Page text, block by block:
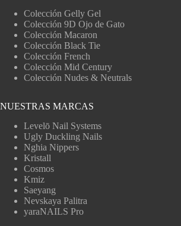
Colección Gelly Gel
Colección 9D Ojo de Gato
Colección Macaron
Colección Black Tie
Colección French
Colección Mid Century
Colección Nudes & Neutrals
NUESTRAS MARCAS
Levelō Nail Systems
Ugly Duckling Nails
Nghia Nippers
Kristall
Cosmos
Kmiz
Saeyang
Nevskaya Palitra
yaraNAILS Pro